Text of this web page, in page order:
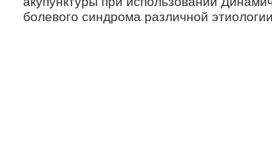
болевого синдрома различной